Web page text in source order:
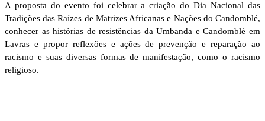
A proposta do evento foi celebrar a criação do Dia Nacional das
Tradições das Raízes de Matrizes Africanas e Nações do Candomblé,
conhecer as histórias de resistências da Umbanda e Candomblé em
Lavras e propor reflexões e ações de prevenção e reparação ao
racismo e suas diversas formas de manifestação, como o racismo
religioso.